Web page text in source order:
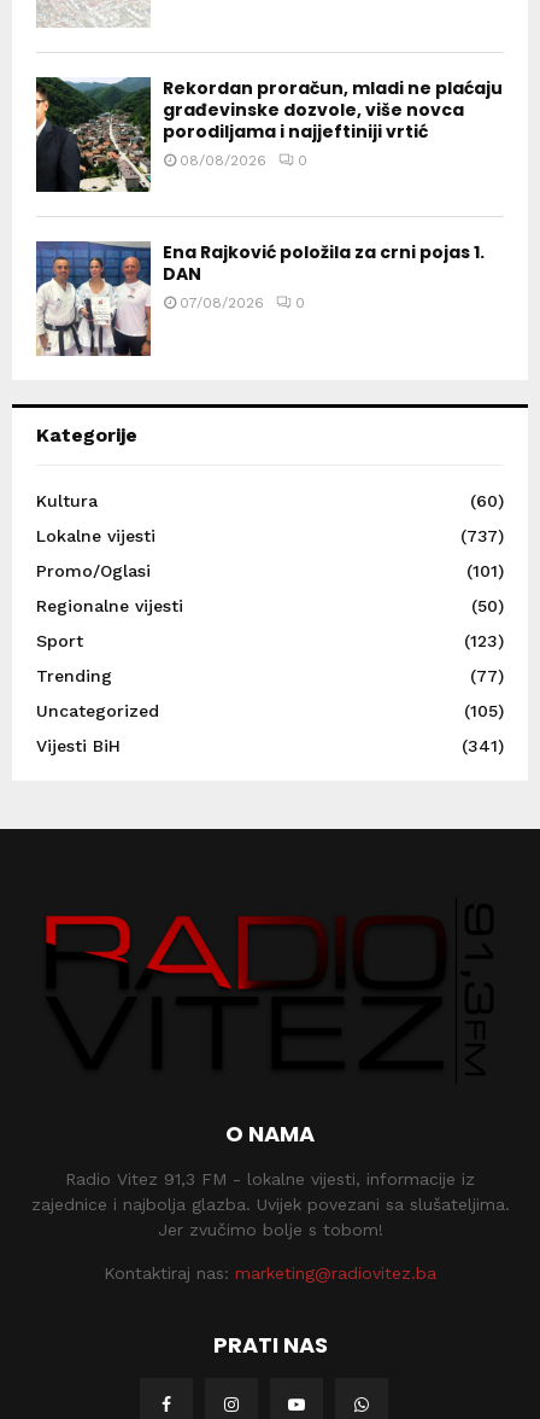
Rekordan proračun, mladi ne plaćaju
građevinske dozvole, više novca
porodiljama i najjeftiniji vrtić
08/08/2026 0
Ena Rajković položila za crni pojas 1.
DAN
07/08/2026 0
Kategorije
Kultura
(60)
Lokalne vijesti
(737)
Promo/Oglasi
(101)
Regionalne vijesti
(50)
Sport
(123)
Trending
(77)
Uncategorized
(105)
Vijesti BiH
(341)
O NAMA
Radio Vitez 91,3 FM - lokalne vijesti, informacije iz
zajednice i najbolja glazba. Uvijek povezani sa slušateljima.
Jer zvučimo bolje s tobom!
Kontaktiraj nas: marketing@radiovitez.ba
PRATI NAS